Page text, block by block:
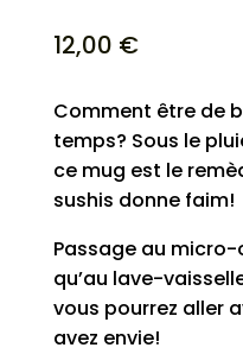
12,00 €
Comment être de
temps? Sous le
ce mug est le
sushis donne faim!
Passage au
qu’au lave-
vous pourrez aller
avez envie!